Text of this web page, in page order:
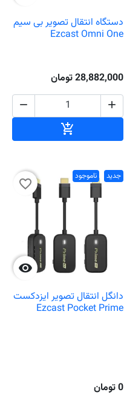
دستگاه انتقال تصویر بی سیم
Ezcast Omni One
28,882,000 تومان



جدید ناموجود

favorite_border
دانگل انتقال تصویر ایزدکست
Ezcast Pocket Prime
0 تومان